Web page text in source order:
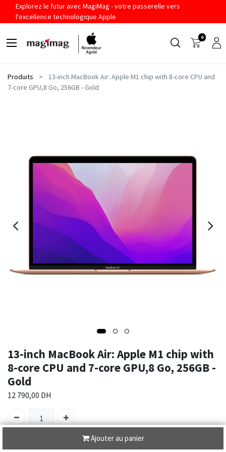
Explorez le futur avec MagiMag - votre passerelle vers
l'excellence technologique Apple
0
Produits
13-inch MacBook Air: Apple M1 chip with 8-core CPU and
7-core GPU,8 Go, 256GB - Gold
Ajouter au panier
13-inch MacBook Air: Apple M1 chip with
8-core CPU and 7-core GPU,8 Go, 256GB -
Gold
12 790,00 DH